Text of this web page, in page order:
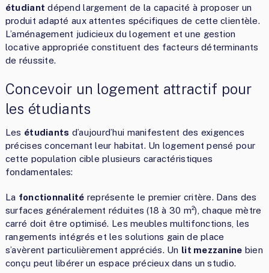
étudiant dépend largement de la capacité à proposer un
produit adapté aux attentes spécifiques de cette clientèle.
L’aménagement judicieux du logement et une gestion
locative appropriée constituent des facteurs déterminants
de réussite.
Concevoir un logement attractif pour
les étudiants
Les étudiants d’aujourd’hui manifestent des exigences
précises concernant leur habitat. Un logement pensé pour
cette population cible plusieurs caractéristiques
fondamentales:
La fonctionnalité représente le premier critère. Dans des
surfaces généralement réduites (18 à 30 m²), chaque mètre
carré doit être optimisé. Les meubles multifonctions, les
rangements intégrés et les solutions gain de place
s’avèrent particulièrement appréciés. Un lit mezzanine bien
conçu peut libérer un espace précieux dans un studio.